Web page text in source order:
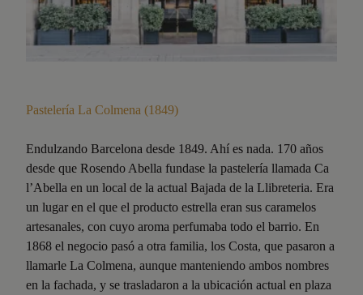
Pastelería La Colmena (1849)
Endulzando Barcelona desde 1849. Ahí es nada. 170 años
desde que Rosendo Abella fundase la pastelería llamada Ca
l’Abella en un local de la actual Bajada de la Llibreteria. Era
un lugar en el que el producto estrella eran sus caramelos
artesanales, con cuyo aroma perfumaba todo el barrio. En
1868 el negocio pasó a otra familia, los Costa, que pasaron a
llamarle La Colmena, aunque manteniendo ambos nombres
en la fachada, y se trasladaron a la ubicación actual en plaza